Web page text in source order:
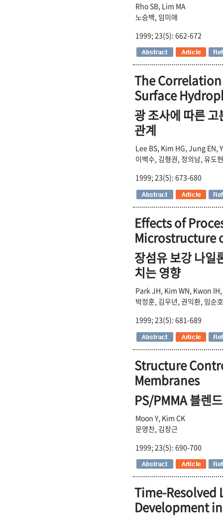
Rho SB, Lim MA
노승백, 임미애
1999; 23(5): 662-672
The
Surface
광 조사에 따른
관계
Lee BS, Kim HG, Jung EN,
이백수, 김형권, 정의남, 유도
1999; 23(5): 673-680
Effects of
Microstructure
장섬유 보강 나일
치는 영향
Park JH, Kim WN, Kwon
박정훈, 김우년, 권익환, 임순
1999; 23(5): 681-689
Structure
Membranes
PS/PMMA 블렌
Moon Y, Kim CK
문영찬, 김창근
1999; 23(5): 690-700
Time-
Development